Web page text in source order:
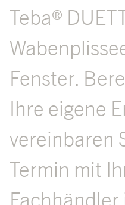
Teba®
Fenster.
Ihre eigene
vereinbaren
Termin mit
Fachhändler